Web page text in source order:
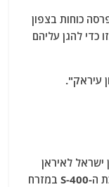
כוחות בצפון
כדי להגן עליהם
עיראק".
ישראל לאיראן
עשויות להוות הצדקה נוספת לפריסת מערכת ה-S-400 במזרח